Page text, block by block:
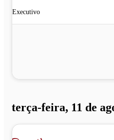
Executivo
terça-feira, 11 de